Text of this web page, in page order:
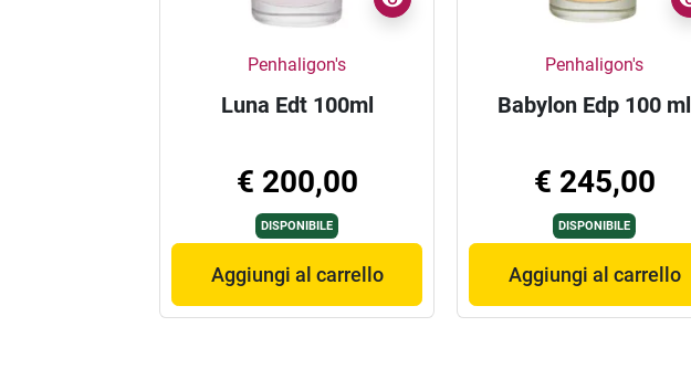
Penhaligon's
Luna Edt 100ml
€ 200,00
DISPONIBILE
Aggiungi al carrello
Penhaligon's
Babylon Edp 100 ml
€ 245,00
DISPONIBILE
Aggiungi al carrello